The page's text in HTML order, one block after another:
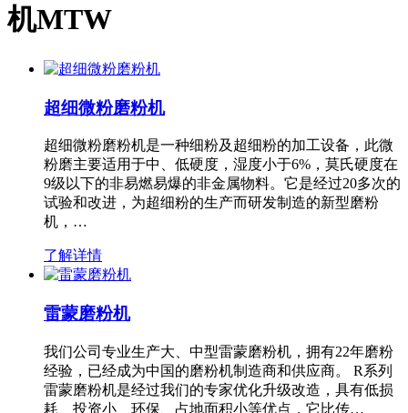
机MTW
超细微粉磨粉机
超细微粉磨粉机是一种细粉及超细粉的加工设备，此微
粉磨主要适用于中、低硬度，湿度小于6%，莫氏硬度在
9级以下的非易燃易爆的非金属物料。它是经过20多次的
试验和改进，为超细粉的生产而研发制造的新型磨粉
机，…
了解详情
雷蒙磨粉机
我们公司专业生产大、中型雷蒙磨粉机，拥有22年磨粉
经验，已经成为中国的磨粉机制造商和供应商。 R系列
雷蒙磨粉机是经过我们的专家优化升级改造，具有低损
耗、投资小、环保、占地面积小等优点，它比传…